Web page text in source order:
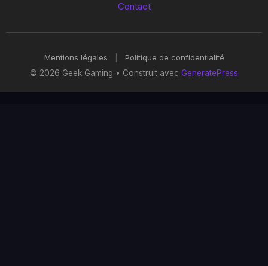
Contact
Mentions légales
Politique de confidentialité
© 2026 Geek Gaming • Construit avec GeneratePress